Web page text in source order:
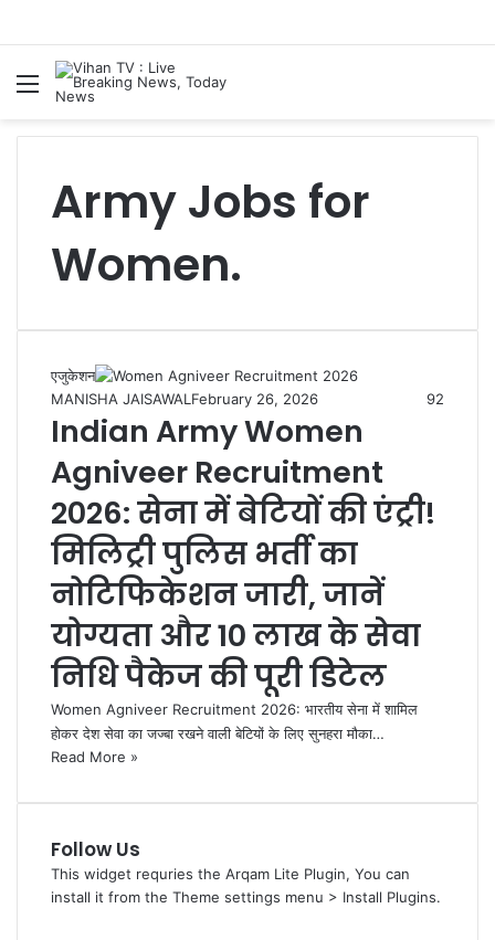
Menu
Army Jobs for
Women.
एजुकेशन
MANISHA JAISAWAL February 26, 2026 92
Indian Army Women
Agniveer Recruitment
2026: सेना में बेटियों की एंट्री!
मिलिट्री पुलिस भर्ती का
नोटिफिकेशन जारी, जानें
योग्यता और 10 लाख के सेवा
निधि पैकेज की पूरी डिटेल
Women Agniveer Recruitment 2026: भारतीय सेना में शामिल
होकर देश सेवा का जज्बा रखने वाली बेटियों के लिए सुनहरा मौका…
Read More »
Follow Us
This widget requries the Arqam Lite Plugin, You can
install it from the Theme settings menu > Install Plugins.